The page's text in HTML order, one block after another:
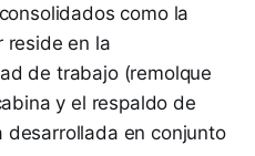
como la
reside en la
de trabajo (remolque
y el respaldo de
desarrollada en conjunto